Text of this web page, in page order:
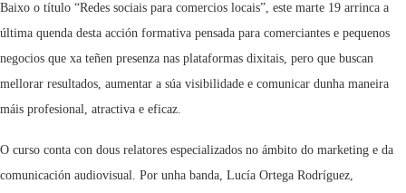
Baixo o título “Redes sociais para comercios locais”, este marte 19 arrinca a
última quenda desta acción formativa pensada para comerciantes e pequenos
negocios que xa teñen presenza nas plataformas dixitais, pero que buscan
mellorar resultados, aumentar a súa visibilidade e comunicar dunha maneira
máis profesional, atractiva e eficaz.
O curso conta con dous relatores especializados no ámbito do marketing e da
comunicación audiovisual. Por unha banda, Lucía Ortega Rodríguez,